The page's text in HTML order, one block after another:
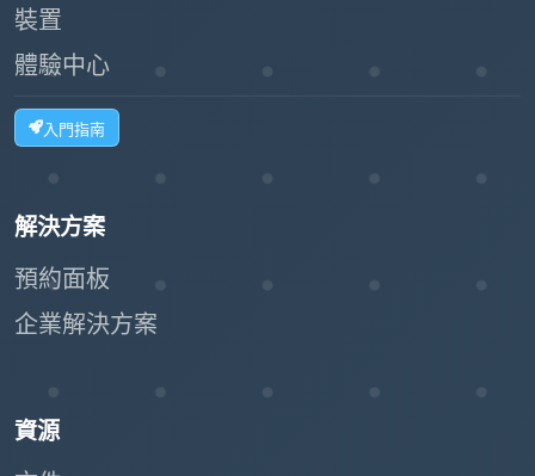
裝置
體驗中心
入門指南
解決方案
預約面板
企業解決方案
資源